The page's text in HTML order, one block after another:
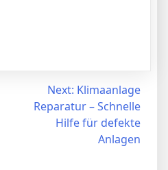
Next: Klimaanlage
Reparatur – Schnelle
Hilfe für defekte
Anlagen